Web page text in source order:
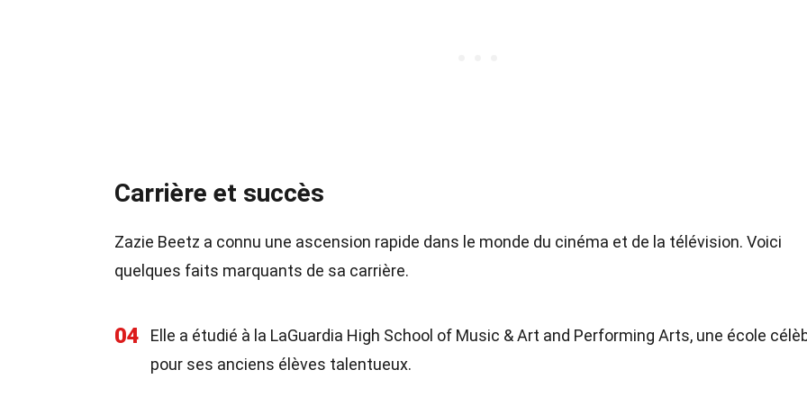
Carrière et succès
Zazie Beetz a connu une ascension rapide dans le monde du cinéma et de la télévision. Voici
quelques faits marquants de sa carrière.
04
Elle a étudié à la LaGuardia High School of Music & Art and Performing Arts, une école
pour ses anciens élèves talentueux.